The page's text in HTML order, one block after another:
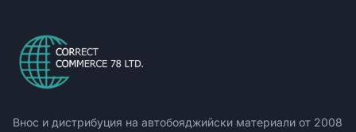
Внос и дистрибуция на автобояджийски материали от 2008